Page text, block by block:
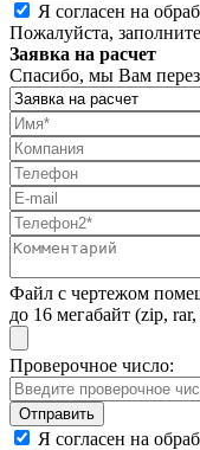
Я согласен на
Пожалуйста,
Заявка на расчет
Спасибо, мы Вам
Файл с чертежом
до 16 мегабайт (zip,
Проверочное число:
Я согласен на